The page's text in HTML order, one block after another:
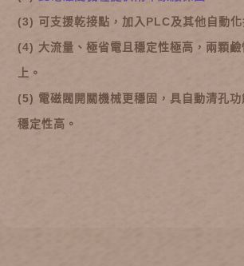
(3) 可支援乾接點，加入PLC及其他自動化
(4) 大流量、極省電且穩定性極高，兩顆鹼
上。
(5) 電磁閥開關機械更穩固，具自動清孔
穩定性高。